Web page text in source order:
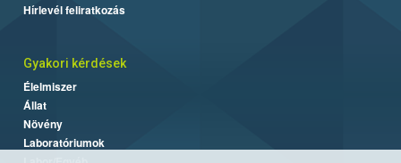
Hírlevél feliratkozás
Gyakori kérdések
Élelmiszer
Állat
Növény
Laboratóriumok